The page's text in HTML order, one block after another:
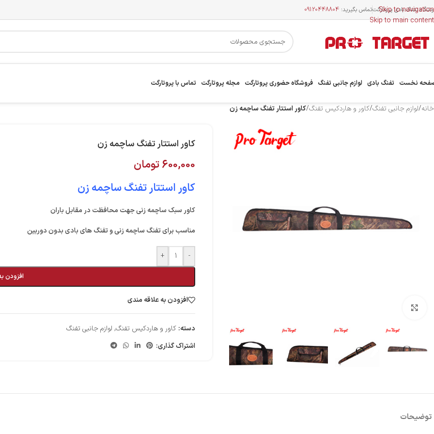
Skip to navigation
Skip to main content
تفنگ بادی پروتارگتتماس بگیرید: 09120448804
نخست تفنگ بادی لوازم جانبی تفنگ فروشگاه حضوری پروتارگت مجله پروتارگت تماس با پروتارگت
خانه/لوازم جانبی تفنگ/کاور و هاردکیس تفنگ/کاور استتار تفنگ ساچمه زن
کاور استتار تفنگ ساچمه زن
600,000تومان
کاور استتار تفنگ ساچمه زن
کاور سبک ساچمه زنی جهت محافظت در مقابل باران
مناسب برای تفنگ ساچمه زنی و تفنگ های بادی بدون دوربین
-
+
افزودن
افزودن به علاقه مندی
دسته: کاور و هاردکیس تفنگ, لوازم جانبی تفنگ
اشتراک گذاری:
توضیحات